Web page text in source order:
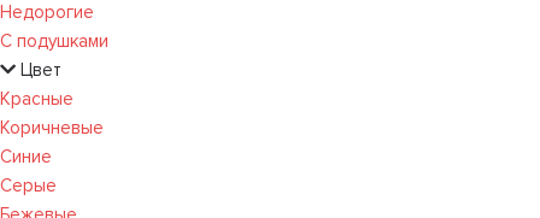
Недорогие
С подушками
Цвет
Красные
Коричневые
Синие
Серые